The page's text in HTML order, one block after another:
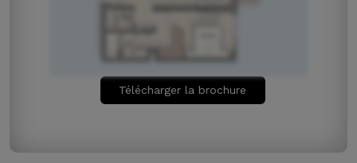
Télécharger la brochure